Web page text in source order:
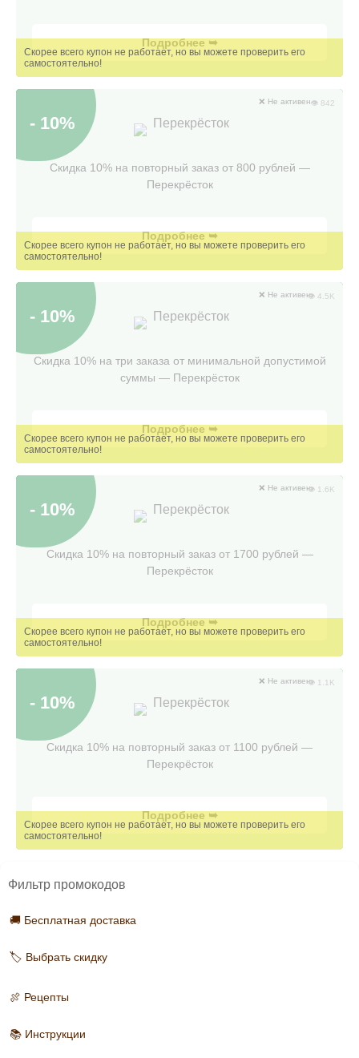
Подробнее ➥
- 10% Перекрёсток
Скидка 10% на повторный заказ от 800 рублей —
Перекрёсток
❌ Не активен👁 842
Подробнее ➥
- 10% Перекрёсток
Скидка 10% на три заказа от минимальной допустимой
суммы — Перекрёсток
❌ Не активен👁 4.5K
Подробнее ➥
- 10% Перекрёсток
Скидка 10% на повторный заказ от 1700 рублей —
Перекрёсток
❌ Не активен👁 1.6K
Подробнее ➥
- 10% Перекрёсток
Скидка 10% на повторный заказ от 1100 рублей —
Перекрёсток
❌ Не активен👁 1.1K
Подробнее ➥
Фильтр промокодов
🚚 Бесплатная доставка
🏷️ Выбрать скидку
🍖 Рецепты
📚 Инструкции